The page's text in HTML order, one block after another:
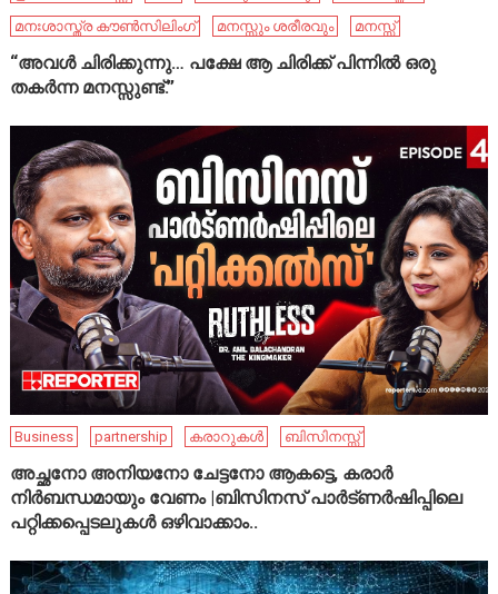
മനഃശാസ്ത്ര കൗൺസിലിംഗ്
മനസ്സും ശരീരവും മനസ്സ്
“അവൾ ചിരിക്കുന്നു… പക്ഷേ ആ ചിരിക്ക് പിന്നിൽ ഒരു
തകർന്ന മനസ്സുണ്ട്.”
Business partnership കരാറുകൾ ബിസിനസ്സ്
അച്ഛനോ അനിയനോ ചേട്ടനോ ആകട്ടെ, കരാർ
നിർബന്ധമായും വേണം |ബിസിനസ് പാർട്ണർഷിപ്പിലെ
പറ്റിക്കപ്പെടലുകൾ ഒഴിവാക്കാം..